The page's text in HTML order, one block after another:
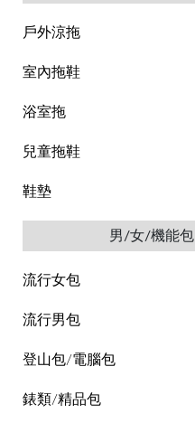
戶外涼拖
室內拖鞋
浴室拖
兒童拖鞋
鞋墊
男/女/機能包
流行女包
流行男包
登山包/電腦包
錶類/精品包